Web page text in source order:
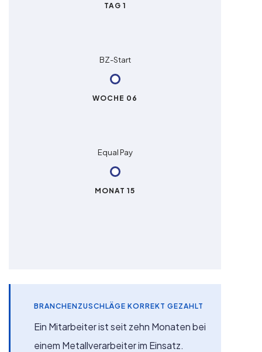
TAG 1
BZ-Start
WOCHE 06
Equal Pay
MONAT 15
BRANCHENZUSCHLÄGE KORREKT GEZAHLT
Ein Mitarbeiter ist seit zehn Monaten bei
einem Metallverarbeiter im Einsatz.